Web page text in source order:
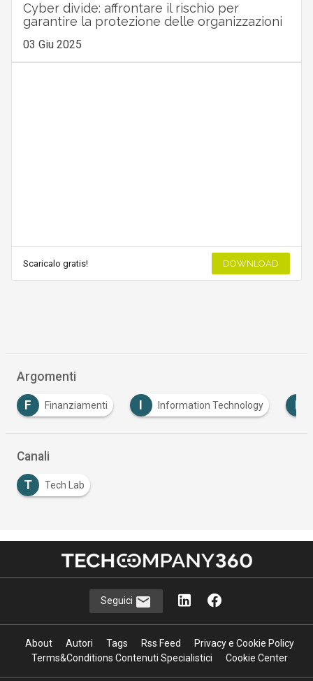
Cyber divide: affrontare il rischio per
garantire la protezione delle organizzazioni
03 Giu 2025
Scaricalo gratis! DOWNLOAD
Argomenti
I Information Technology I
Canali
T Tech Lab
Seguici
About Autori Tags Rss Feed
Privacy e Cookie Policy
Terms&Conditions Contenuti Specialistici
Cookie Center